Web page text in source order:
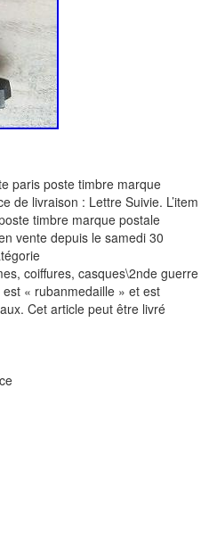
paris poste timbre marque
de livraison : Lettre Suivie. L’item
timbre marque postale
vente depuis le samedi 30
coiffures, casques\2nde guerre
« rubanmedaille » et est
Cet article peut être livré